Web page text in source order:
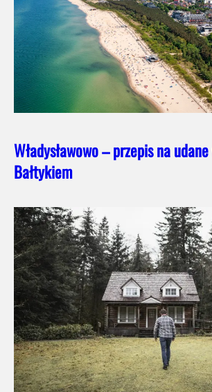
Władysławowo – przepis na
Bałtykiem